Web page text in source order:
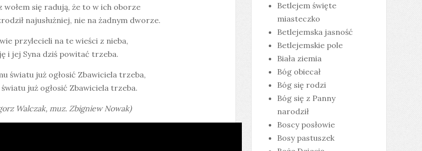
wołem się radują, że to w ich oborze
najusłużniej, nie na żadnym dworze.
przylecieli na te wieści z nieba,
i jej Syna dziś powitać trzeba.
światu już ogłosić Zbawiciela trzeba,
już ogłosić Zbawiciela trzeba.
Walczak, muz. Zbigniew Nowak)
Betlejem święte
miasteczko
Betlejemska jasność
Betlejemskie pole
Biała ziemia
Bóg obiecał
Bóg się rodzi
Bóg się z Panny
narodził
Boscy posłowie
Bosy pastuszek